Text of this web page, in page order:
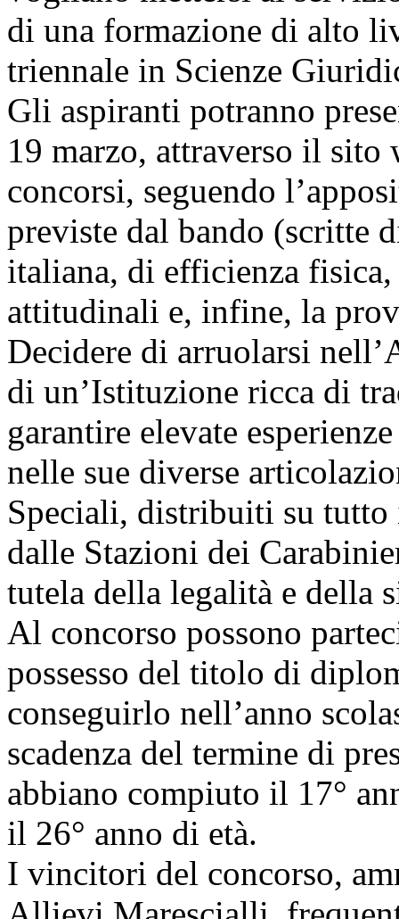
di una formazione di alto
triennale in Scienze
Gli aspiranti potranno
19 marzo, attraverso il sito
concorsi, seguendo
previste dal bando (scritte
italiana, di efficienza
attitudinali e, infine, la
Decidere di arruolarsi
di un’Istituzione ricca di
garantire elevate
nelle sue diverse
Speciali, distribuiti su
dalle Stazioni dei
tutela della legalità e della
Al concorso possono
possesso del titolo di
conseguirlo nell’anno
scadenza del termine di
abbiano compiuto il 17°
il 26° anno di età.
I vincitori del concorso,